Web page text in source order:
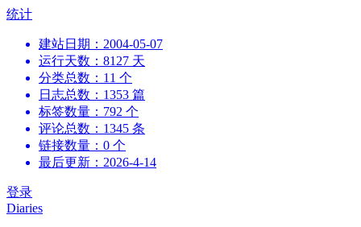
跳
统计
建站日期：2004-05-07
运行天数：8127 天
分类总数：11 个
日志总数：1353 篇
标签数量：792 个
评论总数：1345 条
链接数量：0 个
最后更新：2026-4-14
登录
Diaries